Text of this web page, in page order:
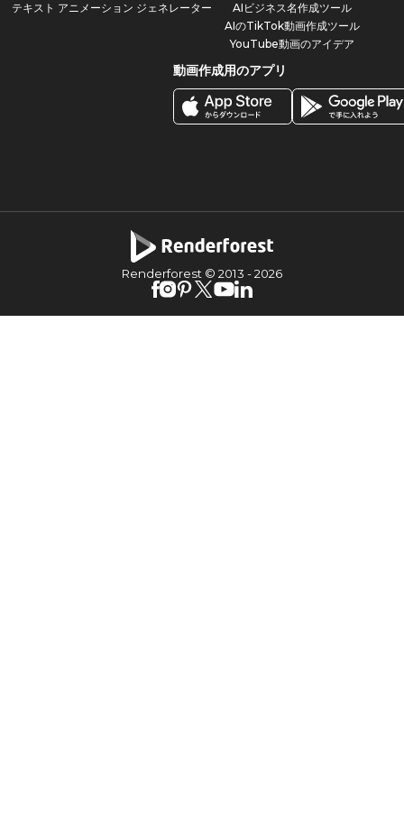
テキスト アニメーション ジェネレーター
AIビジネス名作成ツール
AIのTikTok動画作成ツール
YouTube動画のアイデア
動画作成用のアプリ
Renderforest © 2013 -2026